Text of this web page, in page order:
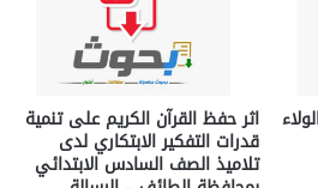
اثر حفظ القرآن الكريم على تنمية
قدرات التفكير الابتكاري لدى
تلاميذ الصف السادس الابتدائي